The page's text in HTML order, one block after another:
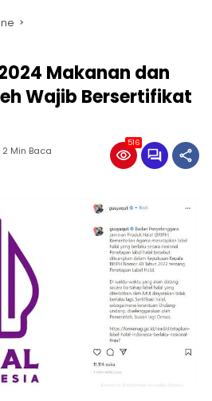
Makanan dan
Wajib Bersertifikat
2 Min Baca
516